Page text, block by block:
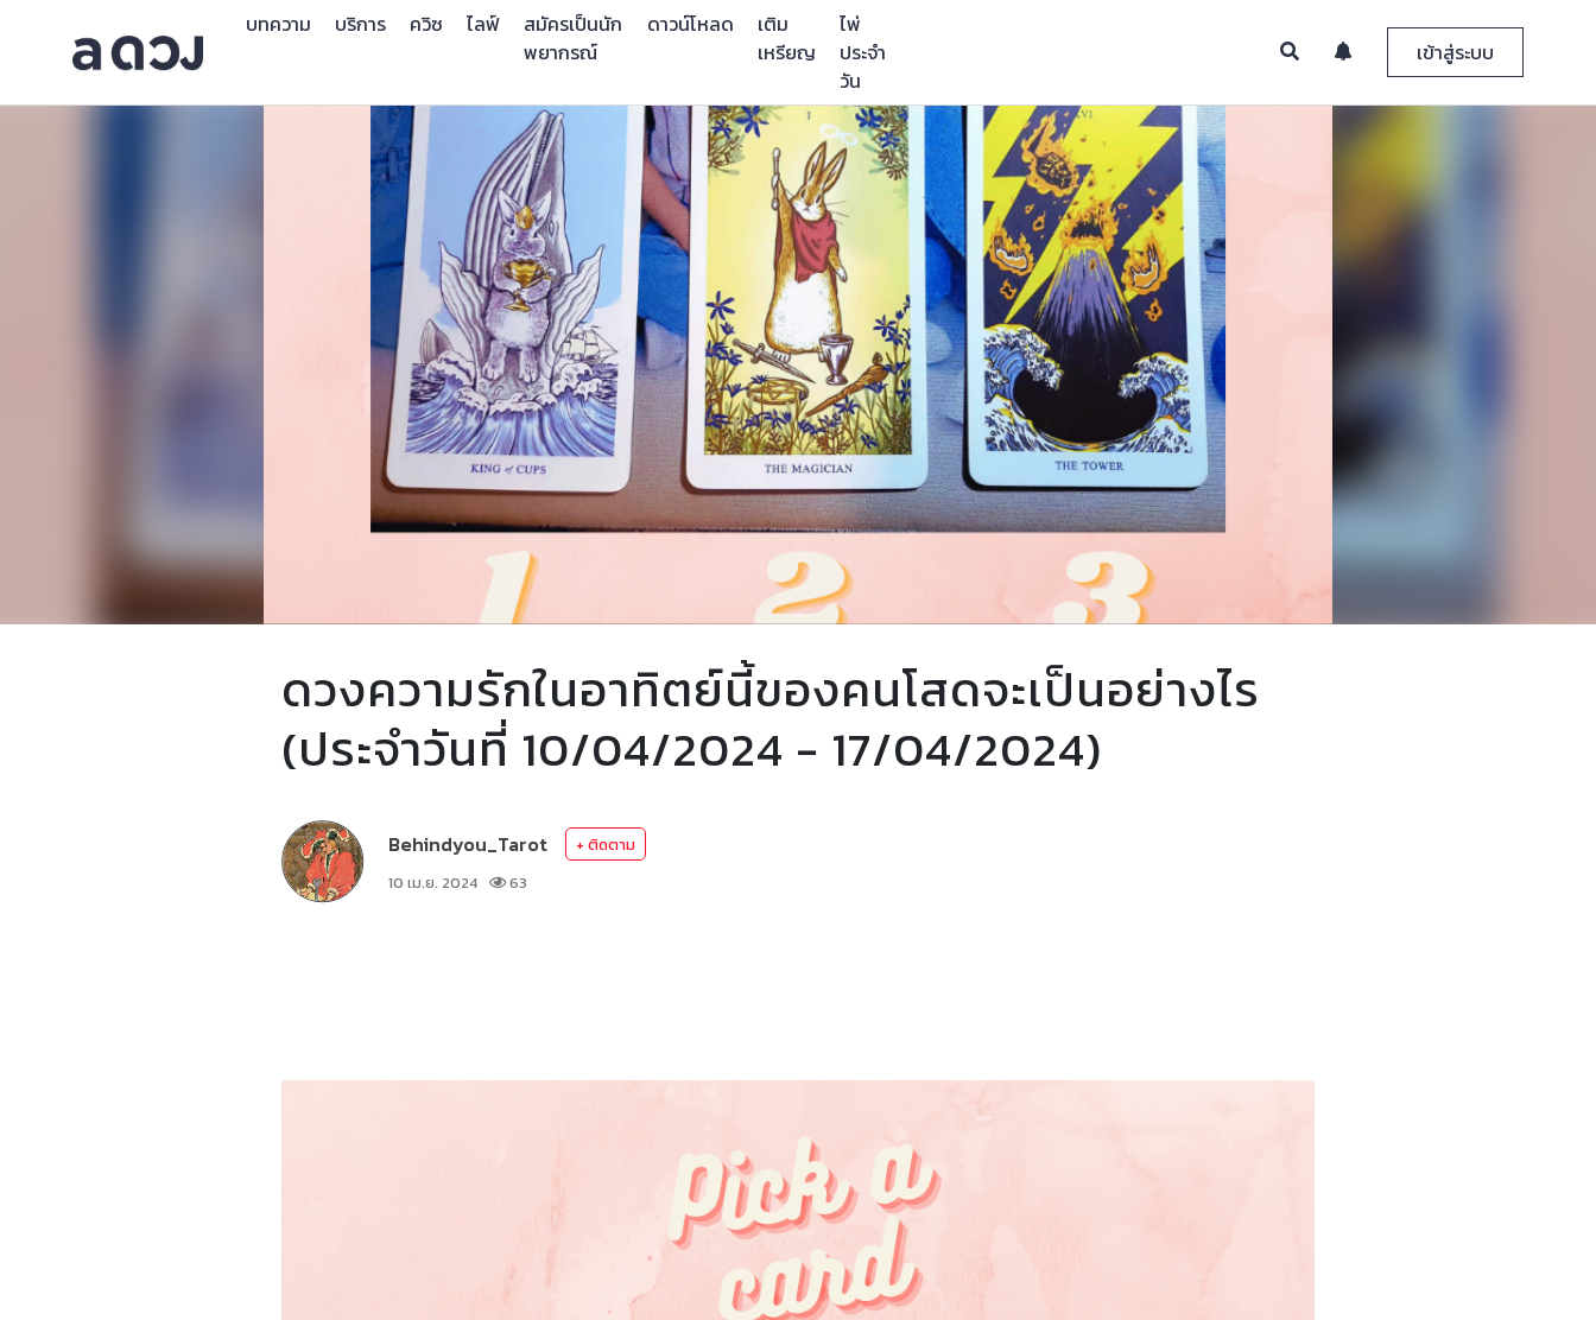
บทความ บริการ ควิซ ไลฟ์
สมัครเป็นนัก
พยากรณ์
ดาวน์โหลด
เติม
เหรียญ
ไพ่
ประจำ
วัน
เข้าสู่ระบบ
ดวงความรักในอาทิตย์นี้ของคนโสดจะเป็นอย่างไร
(ประจำวันที่ 10/04/2024 - 17/04/2024)
Behindyou_Tarot
+ ติดตาม
10 เม.ย. 2024
63